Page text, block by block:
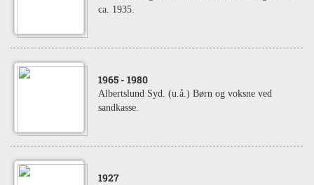
ca. 1935.
1965 - 1980
Albertslund Syd. (u.å.) Børn og voksne ved
sandkasse.
1927